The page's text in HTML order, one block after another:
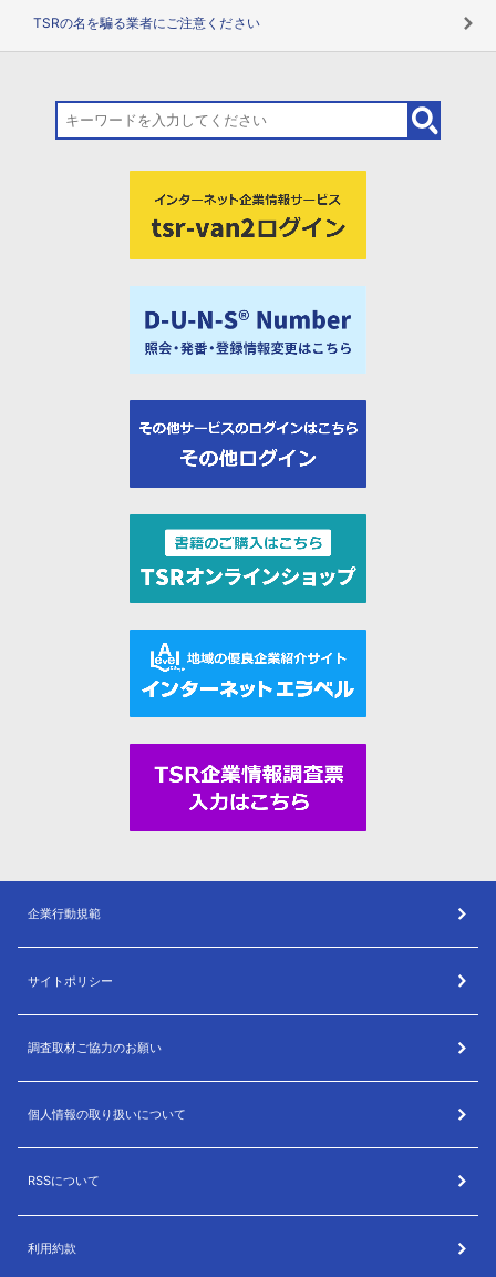
TSRの名を騙る業者にご注意ください
企業行動規範
サイトポリシー
調査取材ご協力のお願い
個人情報の取り扱いについて
RSSについて
利用約款